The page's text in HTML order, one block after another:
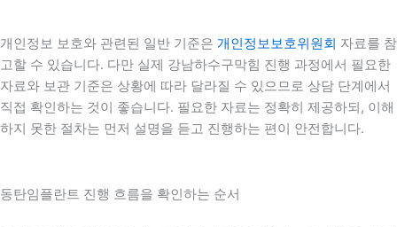
개인정보 보호와 관련된 일반 기준은 개인정보보호위원회 자료를 참
고할 수 있습니다. 다만 실제 강남하수구막힘 진행 과정에서 필요한
자료와 보관 기준은 상황에 따라 달라질 수 있으므로 상담 단계에서
직접 확인하는 것이 좋습니다. 필요한 자료는 정확히 제공하되, 이해
하지 못한 절차는 먼저 설명을 듣고 진행하는 편이 안전합니다.
동탄임플란트 진행 흐름을 확인하는 순서